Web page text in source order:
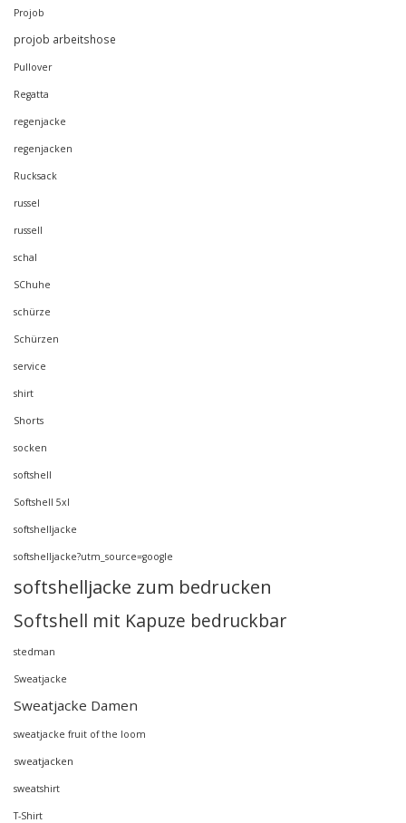
Projob
projob arbeitshose
Pullover
Regatta
regenjacke
regenjacken
Rucksack
russel
russell
schal
SChuhe
schürze
Schürzen
service
shirt
Shorts
socken
softshell
Softshell 5xl
softshelljacke
softshelljacke?utm_source=google
softshelljacke zum bedrucken
Softshell mit Kapuze bedruckbar
stedman
Sweatjacke
Sweatjacke Damen
sweatjacke fruit of the loom
sweatjacken
sweatshirt
T-Shirt